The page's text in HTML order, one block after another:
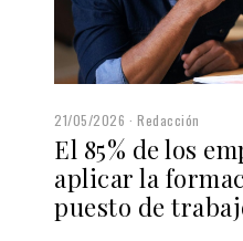
21/05/2026 Redacción
El 85% de los
aplicar la
puesto de